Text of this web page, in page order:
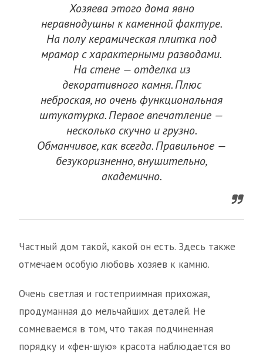
Хозяева этого дома явно
неравнодушны к каменной фактуре.
На полу керамическая плитка под
мрамор с характерными разводами.
На стене — отделка из
декоративного камня. Плюс
неброская, но очень функциональная
штукатурка. Первое впечатление —
несколько скучно и грузно.
Обманчивое, как всегда. Правильное —
безукоризненно, внушительно,
академично.
Частный дом такой, какой он есть. Здесь также
отмечаем особую любовь хозяев к камню.
Очень светлая и гостеприимная прихожая,
продуманная до мельчайших деталей. Не
сомневаемся в том, что такая подчиненная
порядку и «фен-шую» красота наблюдается во